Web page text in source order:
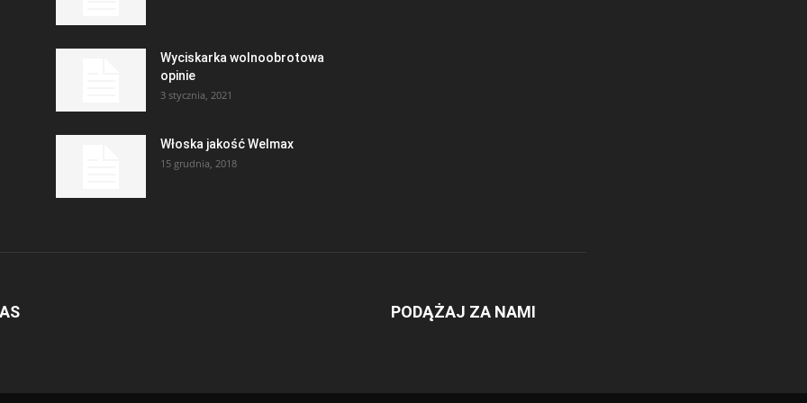
Wyciskarka wolnoobrotowa
opinie
3 stycznia, 2021
Włoska jakość Welmax
15 grudnia, 2018
PODĄŻAJ ZA NAMI